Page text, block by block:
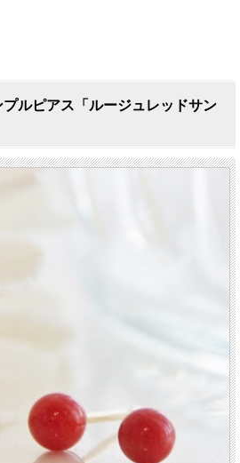
ルピアス「ルージュレッドサン